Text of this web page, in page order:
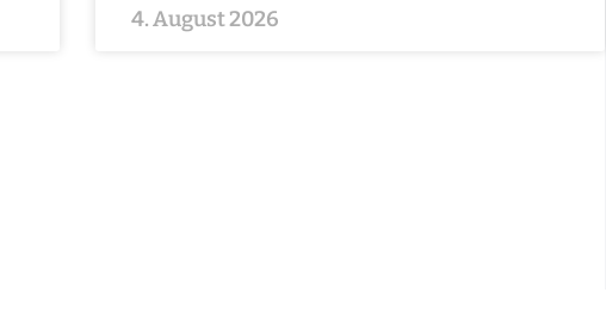
4. August 2026